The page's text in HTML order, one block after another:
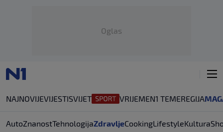
Oglas
NAJNOVIJEVIJESTISVIJET VRIJEMEN1 TEMEREGIJA
AutoZnanostTehnologijaZdravljeCookingLifestyleKultura